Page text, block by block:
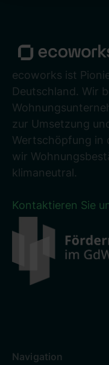
ecoworks ist
Deutschland. Wir
zur Umsetzung
Wertschöpfung in
wir
klimaneutral.
Kontaktieren Sie
Navigation